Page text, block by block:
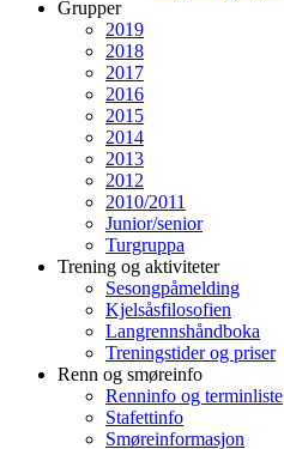
Grupper
2019
2018
2017
2016
2015
2014
2013
2012
2010/2011
Junior/senior
Turgruppa
Trening og aktiviteter
Sesongpåmelding
Kjelsåsfilosofien
Langrennshåndboka
Treningstider og priser
Renn og smøreinfo
Renninfo og terminliste
Stafettinfo
Smøreinformasjon